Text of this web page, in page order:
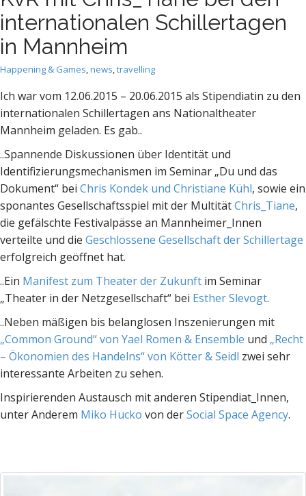
internationalen Schillertagen
in Mannheim
Happening & Games,news,travelling
Ich war vom 12.06.2015 – 20.06.2015 als Stipendiatin zu den
internationalen Schillertagen ans Nationaltheater
Mannheim geladen. Es gab..
..Spannende Diskussionen über Identität und
Identifizierungsmechanismen im Seminar „Du und das
Dokument“ bei Chris Kondek und Christiane Kühl, sowie ein
sponantes Gesellschaftsspiel mit der MultitätChris_Tiane,
die gefälschte Festivalpässe an Mannheimer_Innen
verteilte und die Geschlossene Gesellschaft der Schillertage
erfolgreich geöffnet hat.
..Ein Manifest zum Theater der Zukunft im Seminar
„Theater in der Netzgesellschaft“ bei Esther Slevogt.
..Neben mäßigen bis belanglosen Inszenierungen mit
„Common Ground“ von Yael Romen & Ensemble und „Recht
– Ökonomien des Handelns“ von Kötter & Seidl zwei sehr
interessante Arbeiten zu sehen.
Inspirierenden Austausch mit anderen Stipendiat_Innen,
unter Anderem Miko Hucko von derSocial Space Agency.